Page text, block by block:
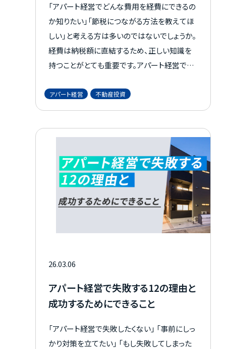
「アパート経営でどんな費用を経費にできるの
か知りたい」「節税につながる方法を教えてほ
しい」と考える方は多いのではないでしょうか。
経費は納税額に直結するため、正しい知識を
持つことがとても重要です。アパート経営では
用を経費として計上できます。 この記事では、
アパート経営で経費にできる費用や、その判断
やすく解説します。 経費について疑問を抱いて
アパート経営 不動産投資
26.03.06
アパート経営で失敗する12の理由と
成功するためにできること
「アパート経営で失敗したくない」 「事前にしっ
かり対策を立てたい」 「もし失敗してしまった